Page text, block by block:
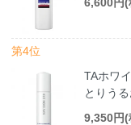
第4位
TAホワ
とりうる
9,350円(